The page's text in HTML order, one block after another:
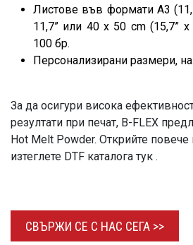
Листове във формати A3
11,7” или 40 x 50 cm (15,7”
100 бр.
Персонализирани размери,
За да осигури висока
резултати при печат, B-FLEX
Hot Melt Powder. Открийте повече
изтеглете DTF каталога тук .
СВЪРЖИ СЕ С НАС СЕГА >>​​​​